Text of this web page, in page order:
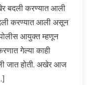
बदली करण्यात आली
करण्यात आली असून
पोलीस आयुक्त म्हणून
गेल्या काही
जात होती. अखेर आज